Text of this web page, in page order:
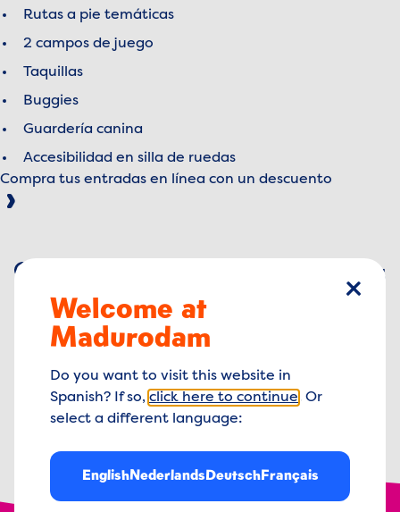
Rutas a pie temáticas
2 campos de juego
Taquillas
Buggies
Guardería canina
Accesibilidad en silla de ruedas
Compra tus entradas en línea con un descuento
Reviews
Google
4.5 out of 5 stars 4.5 5
TripAdvisor
4.5 out of 5 stars 4.5
de
cerrar
Welcome at
Madurodam
Do you want to visit this website in
Spanish? If so, click here to continue . Or
select a different language:
EnglishNederlandsDeutschFrançais